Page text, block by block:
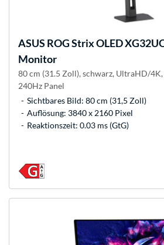
ASUS ROG Strix OLED
Monitor
80 cm (31.5 Zoll), schwarz, UltraHD/
240Hz Panel
Sichtbares Bild: 80 cm (31,5 Zoll)
Auflösung: 3840 x 2160 Pixel
Reaktionszeit: 0.03 ms (GtG)